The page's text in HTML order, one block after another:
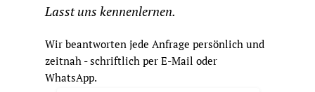
Lasst uns kennenlernen.
Wir beantworten jede Anfrage persönlich und
zeitnah - schriftlich per E-Mail oder
WhatsApp.